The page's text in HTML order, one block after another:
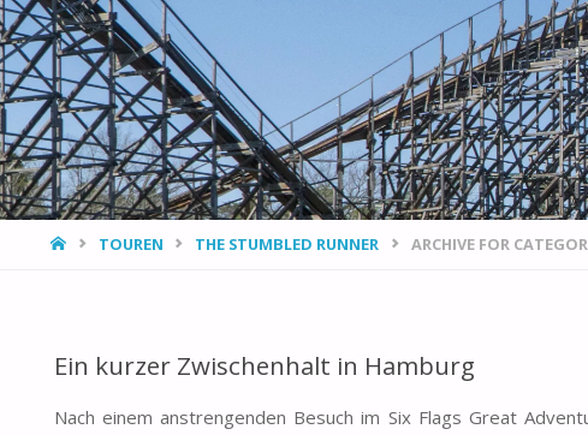
HOMETOUREN THE STUMBLED RUNNER ARCHIVE FOR
Ein kurzer Zwischenhalt in Hamburg
Nach einem anstrengenden Besuch im Six Flags Great